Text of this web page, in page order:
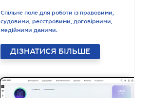
Спільне поле для роботи із правовими,
судовими, реєстровими, договірними,
медійними даними.
ДІЗНАТИСЯ БІЛЬШЕ